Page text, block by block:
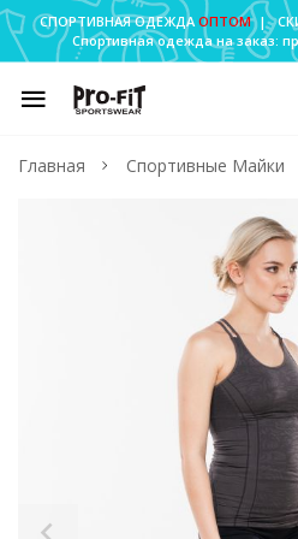
СПОРТИВНАЯ ОДЕЖДА ОПТОМ|
Спортивная одежда на заказ:
Главная Спортивные Майки